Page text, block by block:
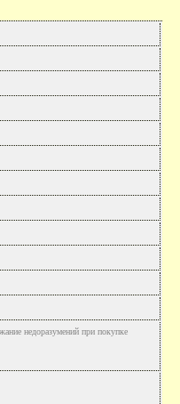
недоразумений при покупке